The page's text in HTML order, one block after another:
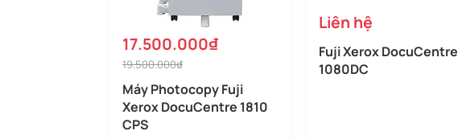
17.500.000₫
19.500.000₫
Máy Photocopy Fuji
Xerox DocuCentre 1810
CPS
Liên hệ
Fuji Xerox DocuCentre
1080DC